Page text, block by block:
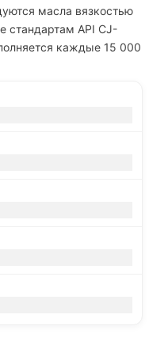
масла вязкостью
стандартам API CJ-
каждые 15 000